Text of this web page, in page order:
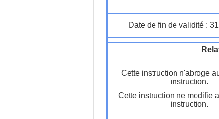
Date de fin de validité :
Cette instruction n'abroge
instruction.
Cette instruction ne modifie
instruction.